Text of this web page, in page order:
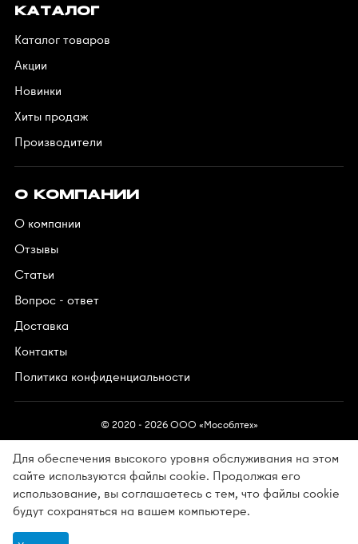
КАТАЛОГ
Каталог товаров
Акции
Новинки
Хиты продаж
Производители
О КОМПАНИИ
О компании
Отзывы
Статьи
Вопрос - ответ
Доставка
Контакты
Политика конфиденциальности
© 2020 - 2026 OOO «Мособлтех»
Разработано в АйПи5
Для обеспечения высокого уровня обслуживания на этом
сайте используются файлы cookie. Продолжая его
использование, вы соглашаетесь с тем, что файлы cookie
будут сохраняться на вашем компьютере.